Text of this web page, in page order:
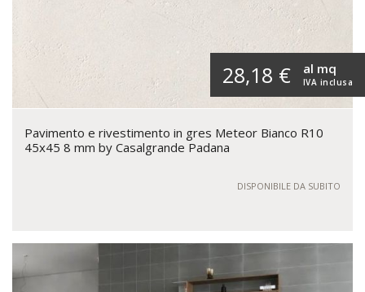
28,18 € IVA inclusa
al mq
Pavimento e rivestimento in gres Meteor Bianco R10
45x45 8 mm by Casalgrande Padana
DISPONIBILE DA SUBITO